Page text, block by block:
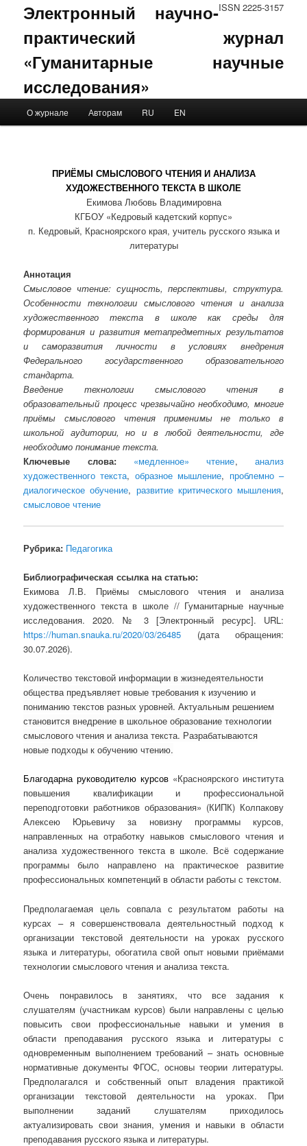
ISSN 2225-3157
Электронный научно-
практический журнал
«Гуманитарные научные
исследования»
Skip to primary content
Skip to secondary content
О журнале Авторам RU EN
ПРИЁМЫ СМЫСЛОВОГО ЧТЕНИЯ И АНАЛИЗА
ХУДОЖЕСТВЕННОГО ТЕКСТА В ШКОЛЕ
Екимова Любовь Владимировна
КГБОУ «Кедровый кадетский корпус»
п. Кедровый, Красноярского края, учитель русского языка и
литературы
Аннотация
Смысловое чтение: сущность, перспективы, структура.
Особенности технологии смыслового чтения и анализа
художественного текста в школе как среды для
формирования и развития метапредметных результатов
и саморазвития личности в условиях внедрения
Федерального государственного образовательного
стандарта.
Введение технологии смыслового чтения в
образовательный процесс чрезвычайно необходимо, многие
приёмы смыслового чтения применимы не только в
школьной аудитории, но и в любой деятельности, где
необходимо понимание текста.
Ключевые слова:
«медленное» чтение, анализ
художественного текста, образное мышление, проблемно –
диалогическое обучение, развитие критического мышления,
смысловое чтение
Рубрика: Педагогика
Библиографическая ссылка на статью:
Екимова Л.В. Приёмы смыслового чтения и анализа
художественного текста в школе // Гуманитарные научные
исследования. 2020. № 3 [Электронный ресурс]. URL:
https://human.snauka.ru/2020/03/26485 (дата обращения:
30.07.2026).
Количество текстовой информации в жизнедеятельности
общества предъявляет новые требования к изучению и
пониманию текстов разных уровней. Актуальным решением
становится внедрение в школьное образование технологии
смыслового чтения и анализа текста. Разрабатываются
новые подходы к обучению чтению.
Благодарна руководителю курсов «Красноярского института
повышения квалификации и профессиональной
переподготовки работников образования» (КИПК) Колпакову
Алексею Юрьевичу за новизну программы курсов,
направленных на отработку навыков смыслового чтения и
анализа художественного текста в школе. Всё содержание
программы было направлено на практическое развитие
профессиональных компетенций в области работы с текстом.
Предполагаемая цель совпала с результатом работы на
курсах – я совершенствовала деятельностный подход к
организации текстовой деятельности на уроках русского
языка и литературы, обогатила свой опыт новыми приёмами
технологии смыслового чтения и анализа текста.
Очень понравилось в занятиях, что все задания к
слушателям (участникам курсов) были направлены с целью
повысить свои профессиональные навыки и умения в
области преподавания русского языка и литературы с
одновременным выполнением требований – знать основные
нормативные документы ФГОС, основы теории литературы.
Предполагался и собственный опыт владения практикой
организации текстовой деятельности на уроках. При
выполнении заданий слушателям приходилось
актуализировать свои знания, умения и навыки в области
преподавания русского языка и литературы.